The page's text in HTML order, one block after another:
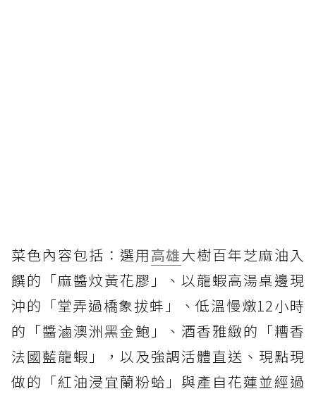
菜色內容包括：選用高雄大樹百年芝麻油入
饌的「麻醬炆黃花膠」、以龍蝦高湯桌邊現
沖的「堂弄過橋象拔蚌」、低溫慢燉12小時
的「醬滷澳洲黑金鮑」、酒香雅緻的「糟香
法國藍龍蝦」，以及強調活體直送、現點現
做的「紅油浸宜蘭粉蛤」與產自花蓮並經過